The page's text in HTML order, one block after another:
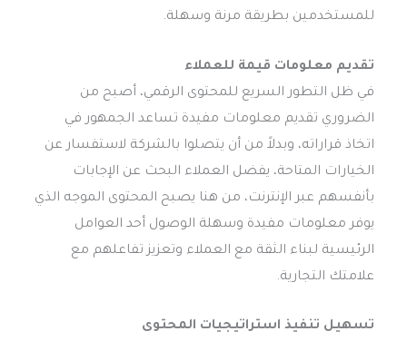
للمستخدمين بطريقة مرنة وسهلة.
تقديم معلومات قيمة للعملاء
في ظل التطور السريع للمحتوى الرقمي، أصبح من
الضروري تقديم معلومات مفيدة تساعد الجمهور في
اتخاذ قراراته، وبدلاً من أن يتصلوا بالشركة لاستفسار عن
الخيارات المتاحة، يفضل العملاء البحث عن الإجابات
بأنفسهم عبر الإنترنت، من هنا يصبح المحتوى الموجه الذي
يوفر معلومات مفيدة وسهلة الوصول أحد العوامل
الرئيسية لبناء الثقة مع العملاء وتعزيز تفاعلهم مع
علامتك التجارية.
تسهيل تنفيذ استراتيجيات المحتوى